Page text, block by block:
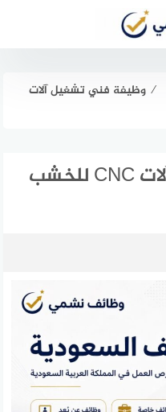
⁄ وظيفة فني تشغيل آلات
وظيفة فني تشغيل آلات CNC للخشب